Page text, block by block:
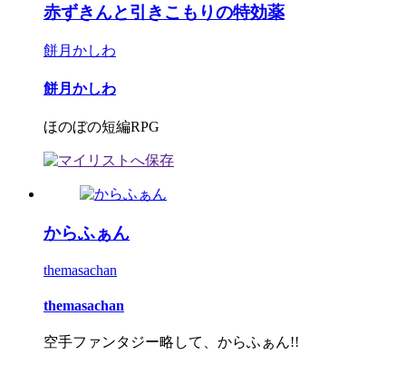
赤ずきんと引きこもりの特効薬
餅月かしわ
餅月かしわ
ほのぼの短編RPG
からふぁん
themasachan
themasachan
空手ファンタジー略して、からふぁん!!